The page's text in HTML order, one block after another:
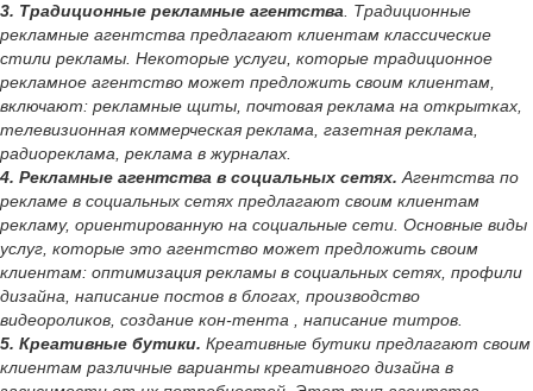
3. Традиционные рекламные агентства . Традиционные
рекламные агентства предлагают клиентам классические
стили рекламы. Некоторые услуги, которые традиционное
рекламное агентство может предложить своим клиентам,
включают: рекламные щиты, почтовая реклама на открытках,
телевизионная коммерческая реклама, газетная реклама,
радиореклама, реклама в журналах.
4. Рекламные агентства в социальных сетях. Агентства по
рекламе в социальных сетях предлагают своим клиентам
рекламу, ориентированную на социальные сети. Основные виды
услуг, которые это агентство может предложить своим
клиентам: оптимизация рекламы в социальных сетях, профили
дизайна, написание постов в блогах, производство
видеороликов, создание кон-тента , написание титров.
5. Креативные бутики. Креативные бутики предлагают своим
клиентам различные варианты креативного дизайна в